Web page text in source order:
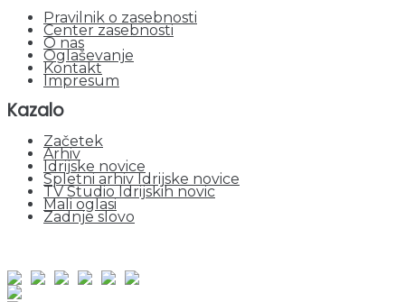
Pravilnik o zasebnosti
Center zasebnosti
O nas
Oglaševanje
Kontakt
Impresum
Kazalo
Začetek
Arhiv
Idrijske novice
Spletni arhiv Idrijske novice
TV Studio Idrijskih novic
Mali oglasi
Zadnje slovo